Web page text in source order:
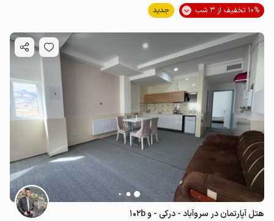
1.9میلیون ت 4.9
10% تخفیف از 3 شب
جدید
هتل آپارتمان در سروآباد - درکی - و ۱۰۲b